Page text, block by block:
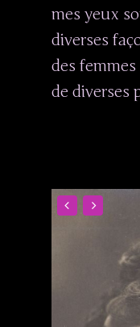
mes yeux
diverses
des
de diverses